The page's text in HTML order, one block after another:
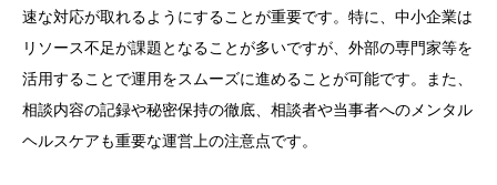
速な対応が取れるようにすることが重要です。特に、中小企業は
リソース不足が課題となることが多いですが、外部の専門家等を
活用することで運用をスムーズに進めることが可能です。また、
相談内容の記録や秘密保持の徹底、相談者や当事者へのメンタル
ヘルスケアも重要な運営上の注意点です。